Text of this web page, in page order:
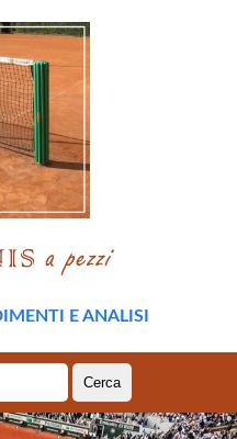
E ANALISI